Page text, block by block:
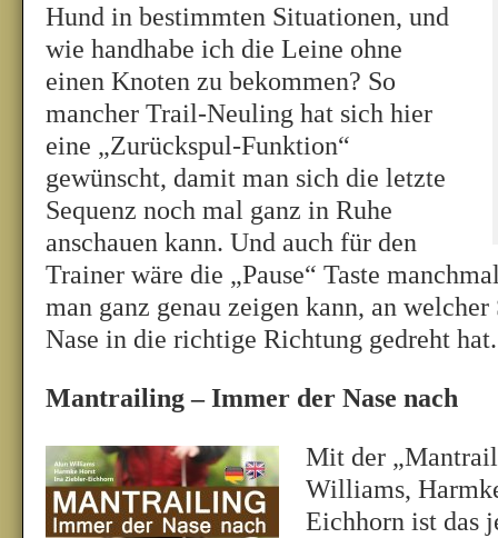
Hund in bestimmten Situationen, und
wie handhabe ich die Leine ohne
einen Knoten zu bekommen? So
mancher Trail-Neuling hat sich hier
eine „Zurückspul-Funktion“
gewünscht, damit man sich die letzte
Sequenz noch mal ganz in Ruhe
anschauen kann. Und auch für den
Trainer wäre die „Pause“ Taste
man ganz genau zeigen kann, an
Nase in die richtige Richtung gedreht hat.
Mantrailing – Immer der Nase nach
Mit der
Williams,
Eichhorn ist das